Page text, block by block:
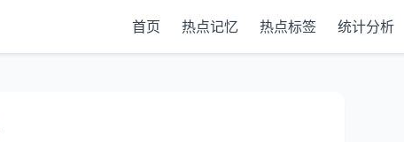
首页 热点记忆 热点标签 统计分析